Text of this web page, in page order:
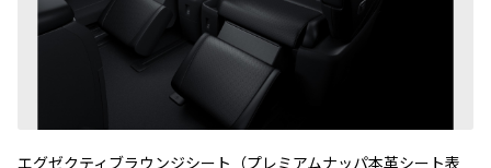
エグゼクティブラウンジシート（プレミアムナッパ本革シート表